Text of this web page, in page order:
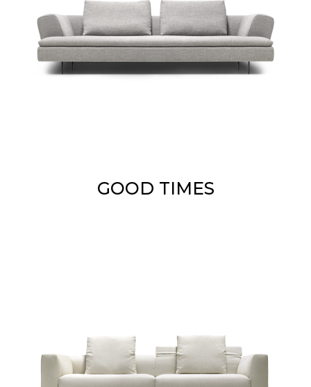
GOOD TIMES